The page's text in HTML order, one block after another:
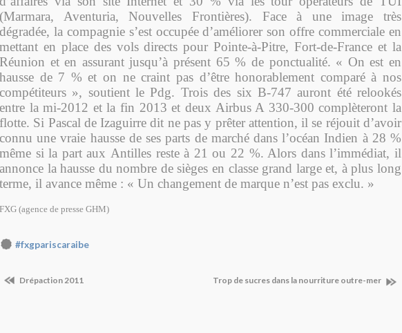
(Marmara, Aventuria, Nouvelles Frontières). Face à une image très
dégradée, la compagnie s’est occupée d’améliorer son offre commerciale en
mettant en place des vols directs pour Pointe-à-Pitre, Fort-de-France et la
Réunion et en assurant jusqu’à présent 65 % de ponctualité. « On est en
hausse de 7 % et on ne craint pas d’être honorablement comparé à nos
compétiteurs », soutient le Pdg. Trois des six B-747 auront été relookés
entre la mi-2012 et la fin 2013 et deux Airbus A 330-300 complèteront la
flotte. Si Pascal de Izaguirre dit ne pas y prêter attention, il se réjouit d’avoir
connu une vraie hausse de ses parts de marché dans l’océan Indien à 28 %
même si la part aux Antilles reste à 21 ou 22 %. Alors dans l’immédiat, il
annonce la hausse du nombre de sièges en classe grand large et, à plus long
terme, il avance même : « Un changement de marque n’est pas exclu. »
FXG (agence de presse GHM)
#fxgpariscaraibe
Drépaction 2011 Trop de sucres dans la nourriture outre-mer